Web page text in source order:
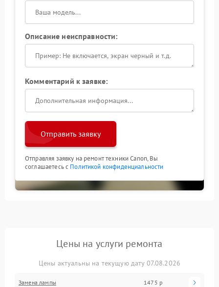
Описание неисправности:
Комментарий к заявке:
Отправить заявку
Отправляя заявку на ремонт техники Canon, Вы
соглашаетесь с Политикой конфиденциальности
Цены на услуги ремонта
Цены актуальны на текущую дату 07.08.2026
Замена лампы 1475 р